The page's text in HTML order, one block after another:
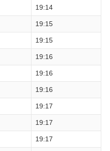
19:14
19:15
19:15
19:16
19:16
19:16
19:17
19:17
19:17